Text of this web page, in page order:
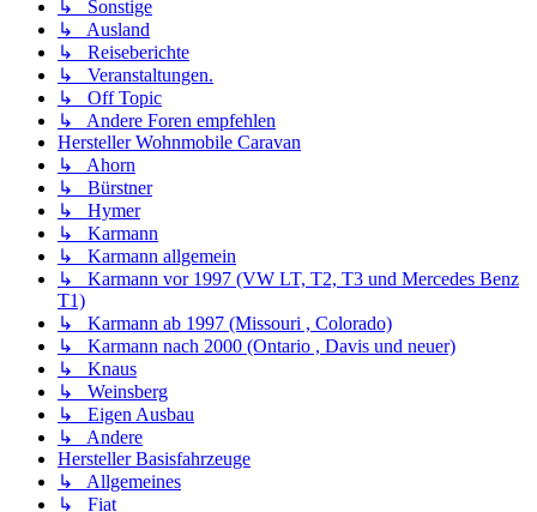
↳ Sonstige
↳ Ausland
↳ Reiseberichte
↳ Veranstaltungen.
↳ Off Topic
↳ Andere Foren empfehlen
Hersteller Wohnmobile Caravan
↳ Ahorn
↳ Bürstner
↳ Hymer
↳ Karmann
↳ Karmann allgemein
↳ Karmann vor 1997 (VW LT, T2, T3 und Mercedes Benz
T1)
↳ Karmann ab 1997 (Missouri , Colorado)
↳ Karmann nach 2000 (Ontario , Davis und neuer)
↳ Knaus
↳ Weinsberg
↳ Eigen Ausbau
↳ Andere
Hersteller Basisfahrzeuge
↳ Allgemeines
↳ Fiat